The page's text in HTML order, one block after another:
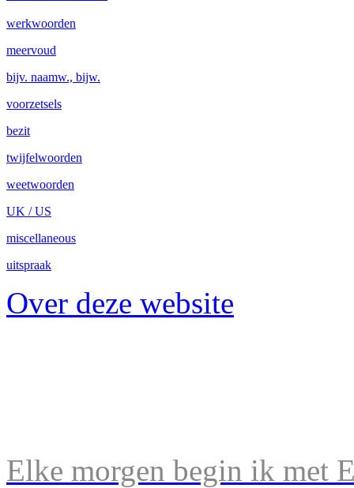
werkwoorden
meervoud
bijv. naamw., bijw.
voorzetsels
bezit
twijfelwoorden
weetwoorden
UK / US
miscellaneous
uitspraak
Over deze website
Elke morgen begin ik met